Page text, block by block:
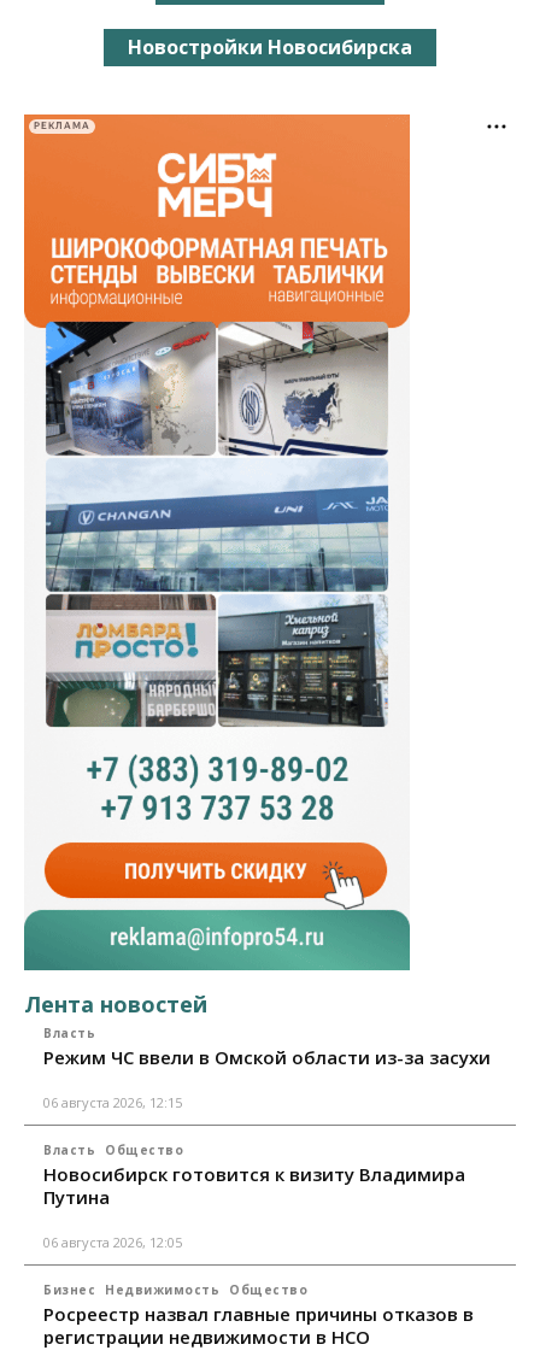
Новостройки Новосибирска
РЕКЛАМА
Лента новостей
Власть
Режим ЧС ввели в Омской области из-за засухи
06 августа 2026, 12:15
Власть Общество
Новосибирск готовится к визиту Владимира
Путина
06 августа 2026, 12:05
Бизнес Недвижимость Общество
Росреестр назвал главные причины отказов в
регистрации недвижимости в НСО